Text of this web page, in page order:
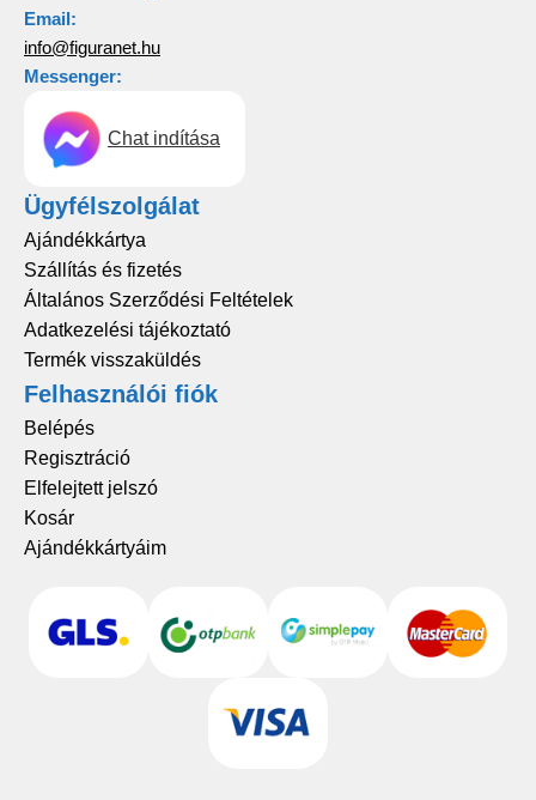
Email:
info@figuranet.hu
Messenger:
Chat indítása
Ügyfélszolgálat
Ajándékkártya
Szállítás és fizetés
Általános Szerződési Feltételek
Adatkezelési tájékoztató
Termék visszaküldés
Felhasználói fiók
Belépés
Regisztráció
Elfelejtett jelszó
Kosár
Ajándékkártyáim